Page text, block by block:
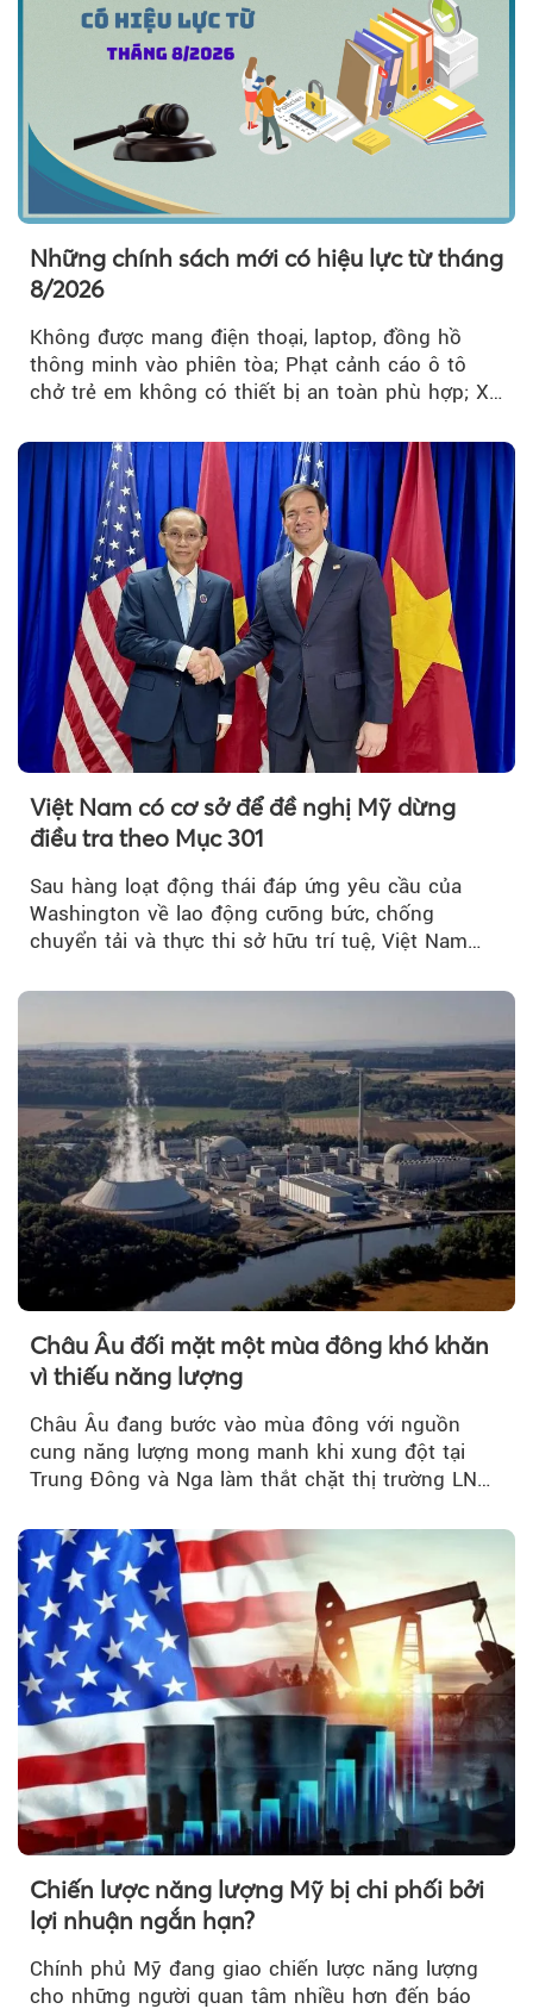
Những chính sách mới có hiệu lực từ tháng
8/2026
Không được mang điện thoại, laptop, đồng hồ
thông minh vào phiên tòa; Phạt cảnh cáo ô tô
chở trẻ em không có thiết bị an toàn phù hợp; Xe
với Bộ Công an… là những chính sách mới có
hiệu lực từ tháng 8/2026.
Việt Nam có cơ sở để đề nghị Mỹ dừng
điều tra theo Mục 301
Sau hàng loạt động thái đáp ứng yêu cầu của
Washington về lao động cưỡng bức, chống
chuyển tải và thực thi sở hữu trí tuệ, Việt Nam
Châu Âu đối mặt một mùa đông khó khăn
vì thiếu năng lượng
Châu Âu đang bước vào mùa đông với nguồn
cung năng lượng mong manh khi xung đột tại
Trung Đông và Nga làm thắt chặt thị trường LNG
lo ngại.
Chiến lược năng lượng Mỹ bị chi phối bởi
lợi nhuận ngắn hạn?
Chính phủ Mỹ đang giao chiến lược năng lượng
cho những người quan tâm nhiều hơn đến báo